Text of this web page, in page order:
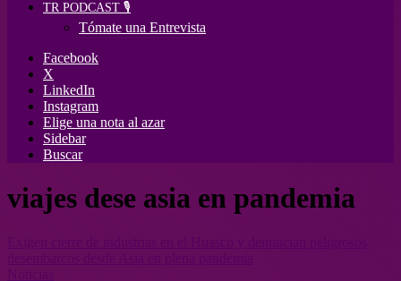
TR PODCAST 🎙️
Tómate una Entrevista
Facebook
X
LinkedIn
Instagram
Elige una nota al azar
Sidebar
Buscar
viajes dese asia en pandemia